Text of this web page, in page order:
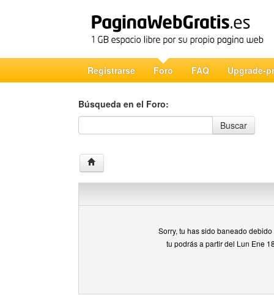
Registrarse Foro FAQ Upgrade-
Búsqueda en el Foro:
Búsqueda en el Foro
Buscar
Sorry, tu has sido baneado
tu podrás a partir del Lun Ene